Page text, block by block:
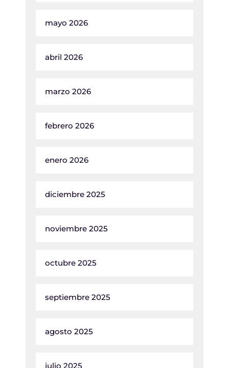
mayo 2026
abril 2026
marzo 2026
febrero 2026
enero 2026
diciembre 2025
noviembre 2025
octubre 2025
septiembre 2025
agosto 2025
julio 2025